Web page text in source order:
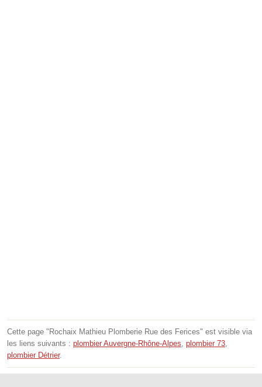
Cette page "Rochaix Mathieu Plomberie Rue des Ferices" est visible via
les liens suivants : plombier Auvergne-Rhône-Alpes plombier 73
plombier Détrier.